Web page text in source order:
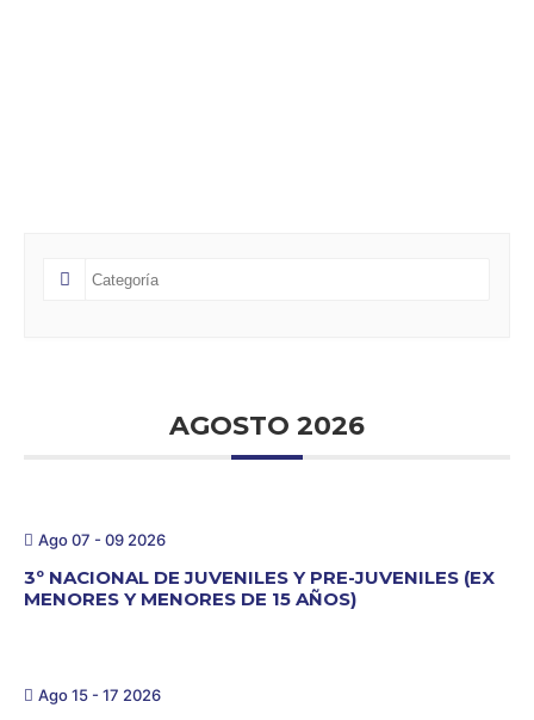
AGOSTO 2026
Ago 07 - 09 2026
3º NACIONAL DE JUVENILES Y PRE-JUVENILES (EX
MENORES Y MENORES DE 15 AÑOS)
Ago 15 - 17 2026